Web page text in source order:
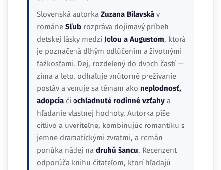
Slovenská autorka Zuzana Bilavská v
románe Sľub rozpráva dojímavý príbeh
detskej lásky medzi Jolou a Augustom, ktorá
je poznačená dlhým odlúčením a životnými
ťažkosťami. Dej, rozdelený do dvoch častí —
zima a leto, odhaľuje vnútorné prežívanie
postáv a venuje sa témam ako neplodnosť,
adopcia či ochladnuté rodinné vzťahy a
hľadanie vlastnej hodnoty. Autorka píše
citlivo a uveriteľne, kombinujúc romantiku s
jemne dramatickými zvratmi, a román
ponúka nádej na druhú šancu. Recenzent
odporúča knihu čitateľom, ktorí hľadajú